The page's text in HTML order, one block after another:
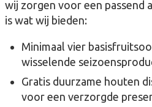
wij zorgen voor een passend
is wat wij bieden:
Minimaal vier
wisselende
Gratis duurzame houten
voor een verzorgde